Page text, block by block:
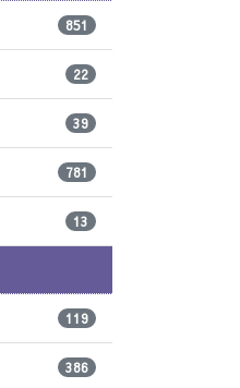
851
22
39
781
13
119
386